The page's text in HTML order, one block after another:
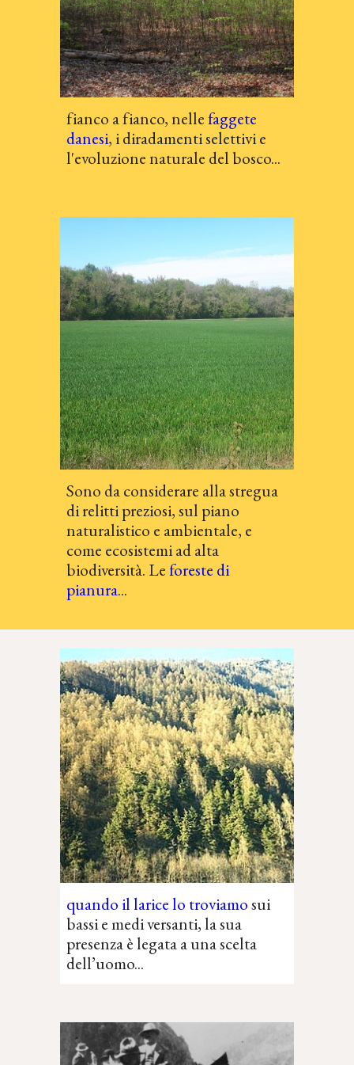
fianco a fianco, nellefaggete
danesi, i diradamenti selettivi e
l'evoluzione naturale del bosco...
Sono da considerare alla stregua
di relitti preziosi, sul piano
naturalistico e ambientale, e
come ecosistemi ad alta
biodiversità. Leforeste di
pianura...
quando il larice lo troviamosui
bassi e medi versanti, la sua
presenza è legata a una scelta
dell’uomo...